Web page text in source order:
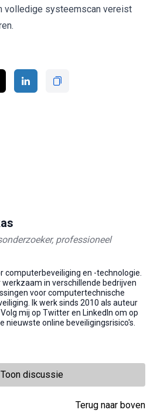
volledige systeemscan vereist
professioneel
computerbeveiliging en -technologie.
werkzaam in verschillende bedrijven
voor computertechnische
Ik werk sinds 2010 als auteur
mij op Twitter en LinkedIn om op
nieuwste online beveiligingsrisico's.
discussie
Terug naar boven